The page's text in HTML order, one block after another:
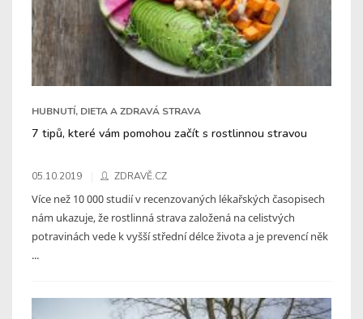
HUBNUTÍ, DIETA A ZDRAVÁ STRAVA
7 tipů, které vám pomohou začít s rostlinnou stravou
05.10.2019 ZDRAVĚ.CZ
Více než 10 000 studií v recenzovaných lékařských časopisech
nám ukazuje, že rostlinná strava založená na celistvých
potravinách vede k vyšší střední délce života a je prevencí něk
...